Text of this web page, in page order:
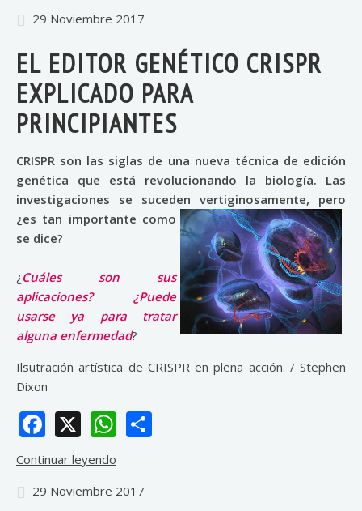
29 Noviembre 2017
EL EDITOR GENÉTICO CRISPR
EXPLICADO PARA
PRINCIPIANTES
CRISPR son las siglas de una nueva técnica de edición
genética que está revolucionando la biología. Las
investigaciones se suceden vertiginosamente, pero
¿es tan importante como
se dice?
¿ Cuáles son sus
aplicaciones? ¿Puede
usarse ya para tratar
alguna enfermedad?
Ilsutración artística de CRISPR en plena acción. / Stephen
Dixon
Facebook
X WhatsApp
Continuar leyendo
29 Noviembre 2017